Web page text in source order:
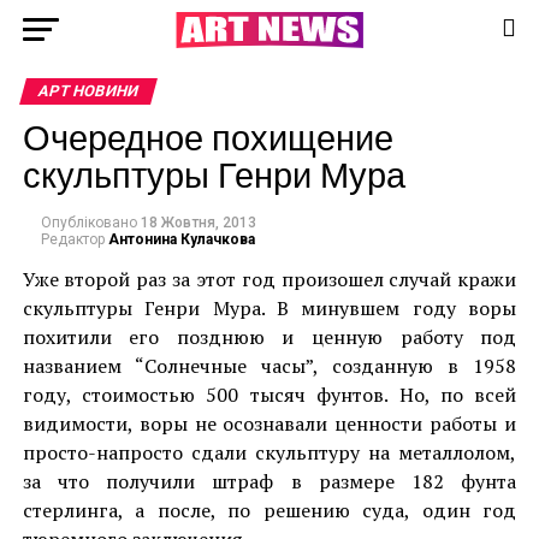
АРТ НОВИНИ
Очередное похищение
скульптуры Генри Мура
Опубліковано 18 Жовтня, 2013
Редактор Антонина Кулачкова
Уже второй раз за этот год произошел случай кражи
скульптуры Генри Мура. В минувшем году воры
похитили его позднюю и ценную работу под
названием “Солнечные часы”, созданную в 1958
году, стоимостью 500 тысяч фунтов. Но, по всей
видимости, воры не осознавали ценности работы и
просто-напросто сдали скульптуру на металлолом,
за что получили штраф в размере 182 фунта
стерлинга, а после, по решению суда, один год